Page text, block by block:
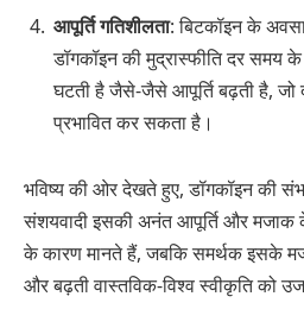
आपूर्ति गतिशीलता: बिटकॉइन के
डॉगकॉइन की मुद्रास्फीति दर समय
घटती है जैसे-जैसे आपूर्ति बढ़ती है, जो
प्रभावित कर सकता है।
भविष्य की ओर देखते हुए, डॉगकॉइन की
संशयवादी इसकी अनंत आपूर्ति और मजाक
के कारण मानते हैं, जबकि समर्थक इसके
और बढ़ती वास्तविक-विश्व स्वीकृति को